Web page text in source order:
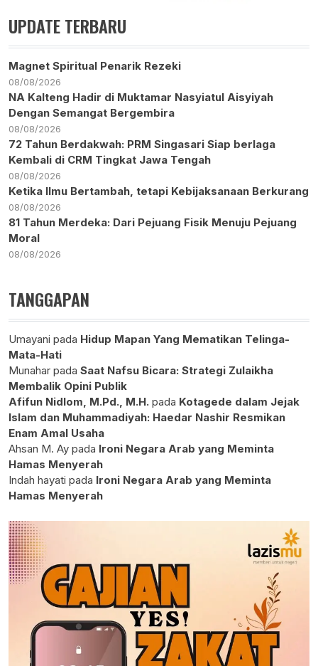
UPDATE TERBARU
Magnet Spiritual Penarik Rezeki
08/08/2026
NA Kalteng Hadir di Muktamar Nasyiatul Aisyiyah
Dengan Semangat Bergembira
08/08/2026
72 Tahun Berdakwah: PRM Singasari Siap berlaga
Kembali di CRM Tingkat Jawa Tengah
08/08/2026
Ketika Ilmu Bertambah, tetapi Kebijaksanaan Berkurang
08/08/2026
81 Tahun Merdeka: Dari Pejuang Fisik Menuju Pejuang
Moral
08/08/2026
TANGGAPAN
Umayani pada Hidup Mapan Yang Mematikan Telinga-
Mata-Hati
Munahar pada Saat Nafsu Bicara: Strategi Zulaikha
Membalik Opini Publik
Afifun Nidlom, M.Pd., M.H. pada Kotagede dalam Jejak
Islam dan Muhammadiyah: Haedar Nashir Resmikan
Enam Amal Usaha
Ahsan M. Ay pada Ironi Negara Arab yang Meminta
Hamas Menyerah
Indah hayati pada Ironi Negara Arab yang Meminta
Hamas Menyerah